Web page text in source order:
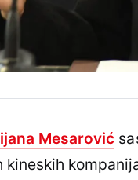
Mesarović